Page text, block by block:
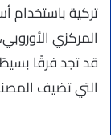
تركية باستخدام
المركزي
قد تجد فرقًا
التي تضيف